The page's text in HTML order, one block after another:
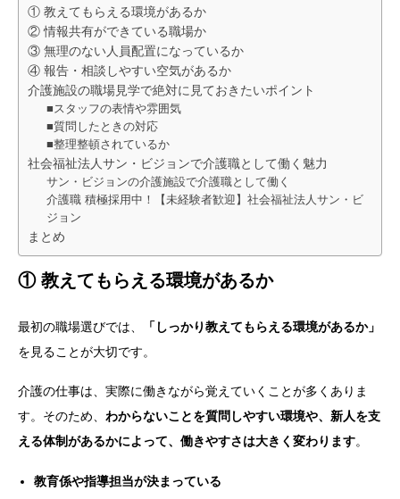
① 教えてもらえる環境があるか
② 情報共有ができている職場か
③ 無理のない人員配置になっているか
④ 報告・相談しやすい空気があるか
介護施設の職場見学で絶対に見ておきたいポイント
■スタッフの表情や雰囲気
■質問したときの対応
■整理整頓されているか
社会福祉法人サン・ビジョンで介護職として働く魅力
サン・ビジョンの介護施設で介護職として働く
介護職 積極採用中！【未経験者歓迎】社会福祉法人サン・ビ
ジョン
まとめ
① 教えてもらえる環境があるか
最初の職場選びでは、
「しっかり教えてもらえる環境があるか」
を見ることが大切です。
介護の仕事は、実際に働きながら覚えていくことが多くありま
す。そのため、 わからないことを質問しやすい環境や、新人を支
える体制があるかによって、働きやすさは大きく変わります。
教育係や指導担当が決まっている